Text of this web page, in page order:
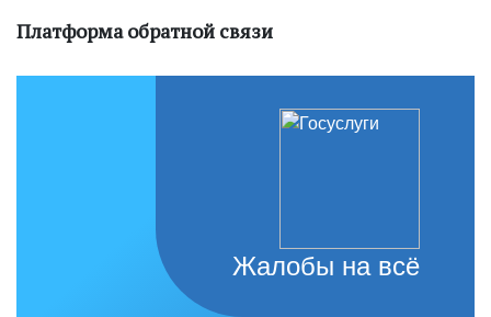
Платформа обратной связи
Жалобы на всё